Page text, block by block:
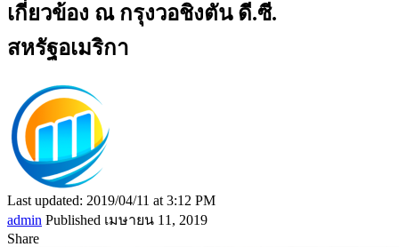
เกี่ยวข้อง ณ กรุงวอชิงตัน ดี.ซี.
สหรัฐอเมริกา
Last updated: 2019/04/11 at 3:12 PM
admin Published เมษายน 11, 2019
Share